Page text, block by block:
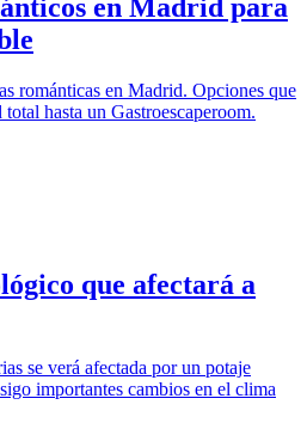
en Madrid para
románticas en Madrid. Opciones que
hasta un Gastroescaperoom.
que afectará a
se verá afectada por un potaje
importantes cambios en el clima